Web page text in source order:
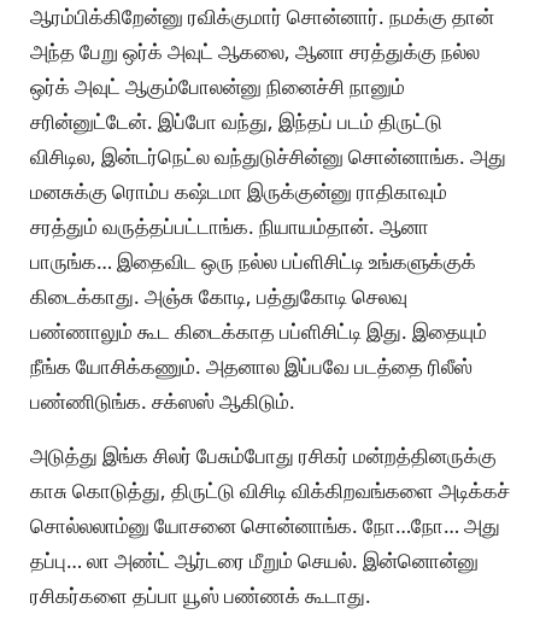
ஆரம்பிக்கிறேன்னு ரவிக்குமார் சொன்னார். நமக்கு தான்
அந்த பேறு ஒர்க் அவுட் ஆகலை, ஆனா சரத்துக்கு நல்ல
ஒர்க் அவுட் ஆகும்போலன்னு நினைச்சி நானும்
சரின்னுட்டேன். இப்போ வந்து, இந்தப் படம் திருட்டு
விசிடில, இன்டர்நெட்ல வந்துடுச்சின்னு சொன்னாங்க. அது
மனசுக்கு ரொம்ப கஷ்டமா இருக்குன்னு ராதிகாவும்
சரத்தும் வருத்தப்பட்டாங்க. நியாயம்தான். ஆனா
பாருங்க… இதைவிட ஒரு நல்ல பப்ளிசிட்டி உங்களுக்குக்
கிடைக்காது. அஞ்சு கோடி, பத்துகோடி செலவு
பண்ணாலும் கூட கிடைக்காத பப்ளிசிட்டி இது. இதையும்
நீங்க யோசிக்கணும். அதனால இப்பவே படத்தை ரிலீஸ்
பண்ணிடுங்க. சக்ஸஸ் ஆகிடும்.
அடுத்து இங்க சிலர் பேசும்போது ரசிகர் மன்றத்தினருக்கு
காசு கொடுத்து, திருட்டு விசிடி விக்கிறவங்களை அடிக்கச்
சொல்லலாம்னு யோசனை சொன்னாங்க. நோ…நோ… அது
தப்பு… லா அண்ட் ஆர்டரை மீறும் செயல். இன்னொன்னு
ரசிகர்களை தப்பா யூஸ் பண்ணக் கூடாது.